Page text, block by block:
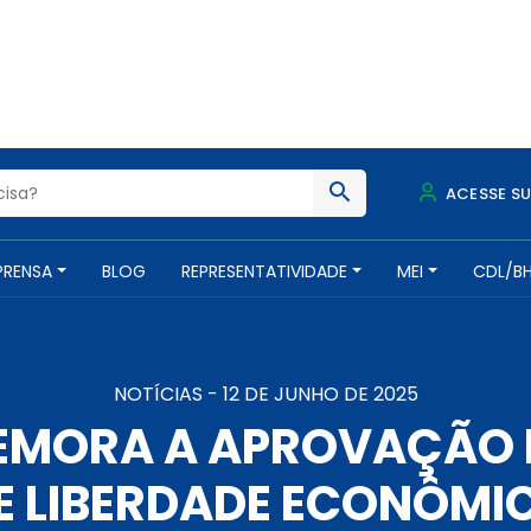
ACESSE
BLOG REPRESENTATIVIDADE MEI CDL/
NOTÍCIAS - 12 DE JUNHO DE 2025
A APROVAÇÃO
LIBERDADE